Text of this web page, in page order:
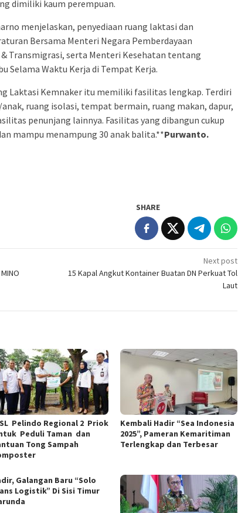
dimiliki kaum perempuan.
menjelaskan, penyediaan ruang laktasi dan
Bersama Menteri Negara Pemberdayaan
Transmigrasi, serta Menteri Kesehatan tentang
Selama Waktu Kerja di Tempat Kerja.
Laktasi Kemnaker itu memiliki fasilitas lengkap. Terdiri
ruang isolasi, tempat bermain, ruang makan, dapur,
penunjang lainnya. Fasilitas yang dibangun cukup
mampu menampung 30 anak balita.**Purwanto.
SHARE
Next post
15 Kapal Angkut Kontainer Buatan DN Perkuat Tol
Laut
Pelindo Regional 2 Priok
Peduli Taman dan
Tong Sampah
Kembali Hadir “Sea Indonesia
2025”, Pameran Kemaritiman
Terlengkap dan Terbesar
Galangan Baru “Solo
Logistik” Di Sisi Timur